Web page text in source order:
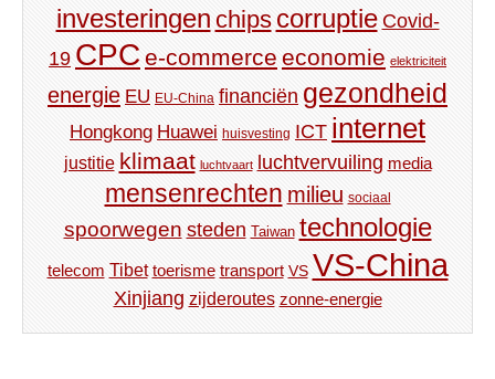
investeringen chips corruptie Covid-
19 CPC e-commerce economie elektriciteit
energie EU EU-China financiën gezondheid
Hongkong Huawei huisvesting ICT internet
justitie klimaat luchtvaart luchtvervuiling media
mensenrechten milieu sociaal
spoorwegen steden Taiwan technologie
telecom Tibet toerisme transport VS VS-China
Xinjiang zijderoutes zonne-energie